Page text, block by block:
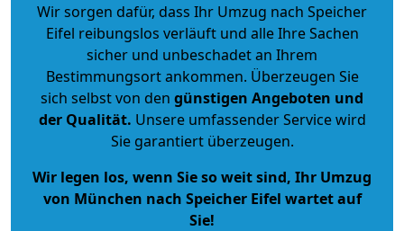
Wir sorgen dafür, dass Ihr Umzug nach Speicher
Eifel reibungslos verläuft und alle Ihre Sachen
sicher und unbeschadet an Ihrem
Bestimmungsort ankommen. Überzeugen Sie
sich selbst von den günstigen Angeboten und
der Qualität. Unsere umfassender Service wird
Sie garantiert überzeugen.
Wir legen los, wenn Sie so weit sind, Ihr Umzug
von München nach Speicher Eifel wartet auf
Sie!